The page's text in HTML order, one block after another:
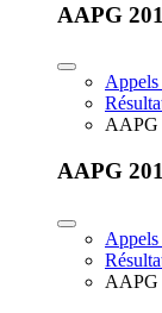
AAPG
Appels
AAPG
AAPG
Appels
AAPG